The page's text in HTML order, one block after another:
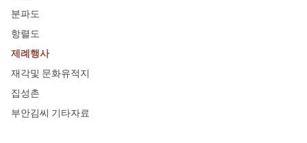
분파도
항렬도
제례행사
재각및 문화유적지
집성촌
부안김씨 기타자료